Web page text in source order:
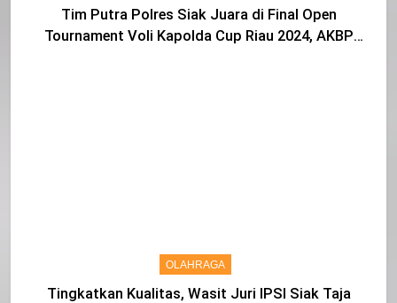
Tim Putra Polres Siak Juara di Final Open
Tournament Voli Kapolda Cup Riau 2024, AKBP
OLAHRAGA
Tingkatkan Kualitas, Wasit Juri IPSI Siak Taja